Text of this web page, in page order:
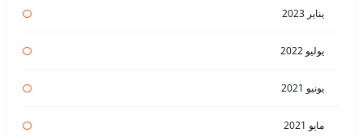
يناير 2023
يوليو 2022
يونيو 2021
مايو 2021